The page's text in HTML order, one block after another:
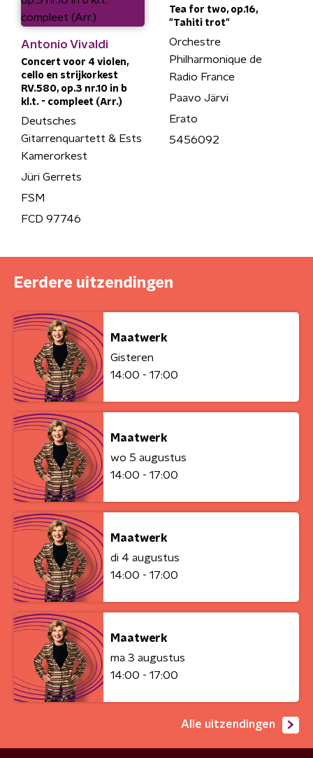
Antonio Vivaldi
Concert voor 4 violen,
cello en strijkorkest
RV.580, op.3 nr.10 in b
kl.t. - compleet (Arr.)
Deutsches
Gitarrenquartett & Ests
Kamerorkest
Jüri Gerrets
FSM
FCD 97746
Tea for two, op.16,
"Tahiti trot"
Orchestre
Philharmonique de
Radio France
Paavo Järvi
Erato
5456092
Eerdere uitzendingen
Maatwerk
Gisteren
14:00 - 17:00
Maatwerk
wo 5 augustus
14:00 - 17:00
Maatwerk
di 4 augustus
14:00 - 17:00
Maatwerk
ma 3 augustus
14:00 - 17:00
Alle uitzendingen